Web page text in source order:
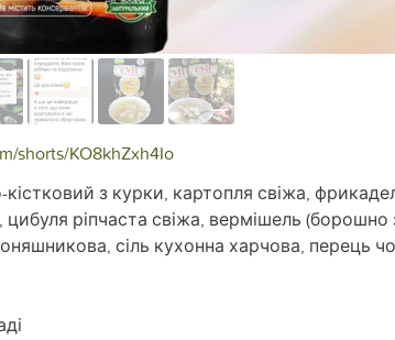
shorts/KO8khZxh4Io
з курки, картопля свіжа,
ріпчаста свіжа, вермішель (борошно
сіль кухонна харчова, перець